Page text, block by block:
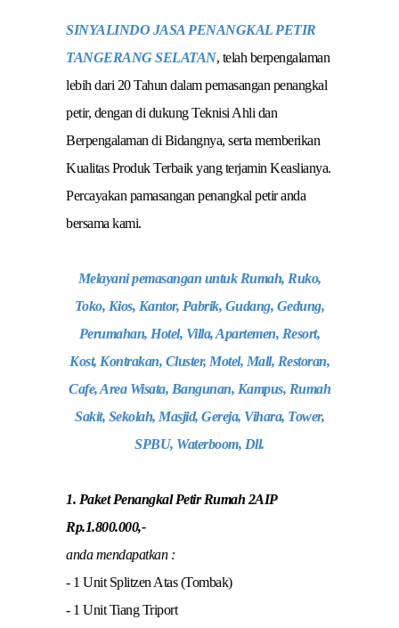
SINYALINDO JASA PENANGKAL PETIR
TANGERANG SELATAN, telah berpengalaman
lebih dari 20 Tahun dalam pemasangan penangkal
petir, dengan di dukung Teknisi Ahli dan
Berpengalaman di Bidangnya, serta memberikan
Kualitas Produk Terbaik yang terjamin Keaslianya.
Percayakan pamasangan penangkal petir anda
bersama kami.
Melayani pemasangan untuk Rumah, Ruko,
Toko, Kios, Kantor, Pabrik, Gudang, Gedung,
Perumahan, Hotel, Villa, Apartemen, Resort,
Kost, Kontrakan, Cluster, Motel, Mall, Restoran,
Cafe, Area Wisata, Bangunan, Kampus, Rumah
Sakit, Sekolah, Masjid, Gereja, Vihara, Tower,
SPBU, Waterboom, Dll.
1. Paket Penangkal Petir Rumah 2AIP
Rp.1.800.000,-
anda mendapatkan :
- 1 Unit Splitzen Atas (Tombak)
- 1 Unit Tiang Triport